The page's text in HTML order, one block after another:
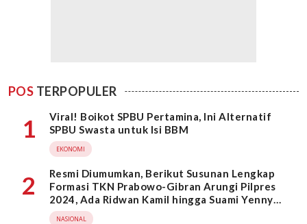
POS TERPOPULER
1
Viral! Boikot SPBU Pertamina, Ini Alternatif
SPBU Swasta untuk Isi BBM
EKONOMI
2
Resmi Diumumkan, Berikut Susunan Lengkap
Formasi TKN Prabowo-Gibran Arungi Pilpres
2024, Ada Ridwan Kamil hingga Suami Yenny
Wahid
NASIONAL